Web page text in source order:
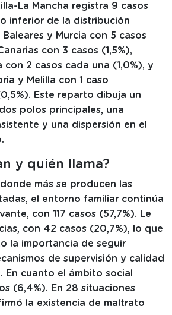
La Mancha registra 9 casos
inferior de la distribución
y Murcia con 5 casos
con 3 casos (1,5%),
con 2 casos cada una (1,0%), y
y Melilla con 1 caso
Este reparto dibuja un
polos principales, una
y una dispersión en el
y quién llama?
más se producen las
el entorno familiar continúa
con 117 casos (57,7%). Le
con 42 casos (20,7%), lo que
la importancia de seguir
de supervisión y calidad
En cuanto el ámbito social
(6,4%). En 28 situaciones
la existencia de maltrato